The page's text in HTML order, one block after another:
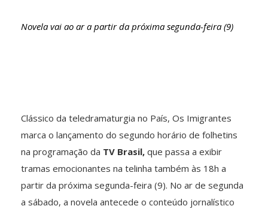
Novela vai ao ar a partir da próxima segunda-feira (9)
Clássico da teledramaturgia no País, Os Imigrantes
marca o lançamento do segundo horário de folhetins
na programação da TV Brasil, que passa a exibir
tramas emocionantes na telinha também às 18h a
partir da próxima segunda-feira (9). No ar de segunda
a sábado, a novela antecede o conteúdo jornalístico